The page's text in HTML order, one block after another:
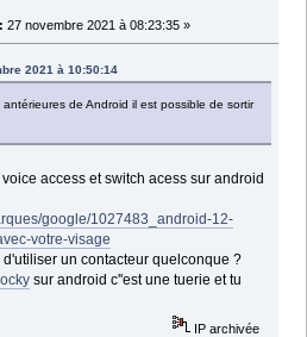
27 novembre 2021 à 08:23:35 »
2021 à 10:50:14
de Android il est possible de sortir
access et switch acess sur android
google/1027483_android-12-
votre-visage
un contacteur quelconque ?
sur android c''est une tuerie et tu
IP archivée